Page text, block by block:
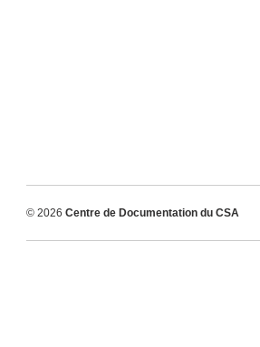
© 2026 Centre de Documentation du CSA